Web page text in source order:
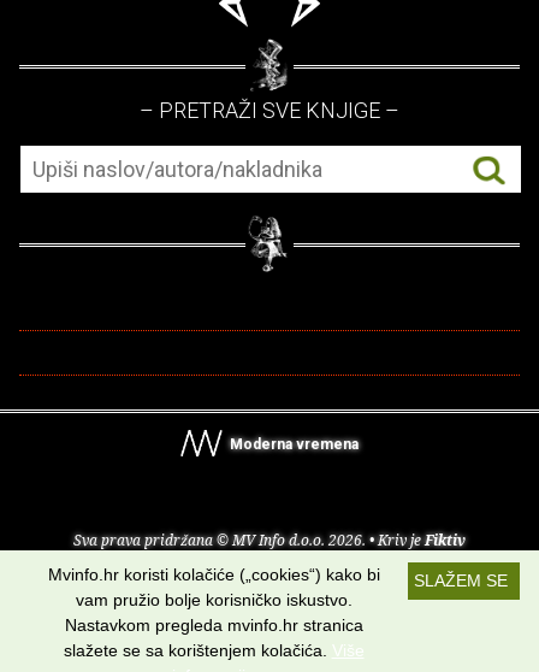
– PRETRAŽI SVE KNJIGE –
Moderna vremena
Sva prava pridržana © MV Info d.o.o. 2026. • Kriv jeFiktiv
Uvjeti korištenja RSS kanali
Potraži nas na:
SLAŽEM SE
Mvinfo.hr koristi kolačiće („cookies“) kako bi
vam pružio bolje korisničko iskustvo.
Nastavkom pregleda mvinfo.hr stranica
slažete se sa korištenjem kolačića. Više